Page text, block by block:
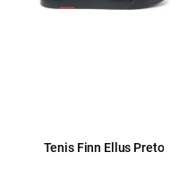
Tenis Finn Ellus Preto